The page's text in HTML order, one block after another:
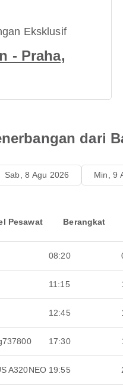
Eksklusif
- Praha,
dari
Sab, 8 Agu 2026 Min, 9
Pesawat Berangkat
08:20
11:15
12:45
17:30
A320NEO 19:55